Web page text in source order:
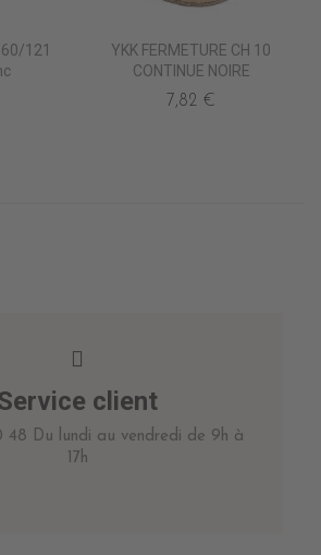
121
YKK FERMETURE CH 10
CONTINUE NOIRE
7,82 €
client
48 Du lundi au vendredi de 9h à
17h